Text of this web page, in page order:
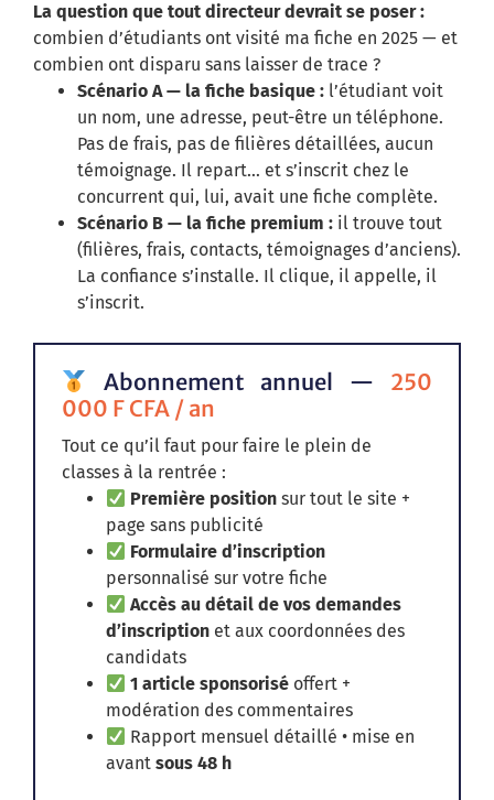
La question que tout directeur devrait se poser :
combien d’étudiants ont visité ma fiche en 2025 — et
combien ont disparu sans laisser de trace ?
Scénario A — la fiche basique : l’étudiant voit
un nom, une adresse, peut-être un téléphone.
Pas de frais, pas de filières détaillées, aucun
témoignage. Il repart… et s’inscrit chez le
concurrent qui, lui, avait une fiche complète.
Scénario B — la fiche premium : il trouve tout
(filières, frais, contacts, témoignages d’anciens).
La confiance s’installe. Il clique, il appelle, il
s’inscrit.
Abonnement annuel — 250
000 F CFA / an
Tout ce qu’il faut pour faire le plein de
classes à la rentrée :
Première position sur tout le site +
page sans publicité
Formulaire d’inscription
personnalisé sur votre fiche
Accès au détail de vos demandes
d’inscription et aux coordonnées des
candidats
1 article sponsorisé offert +
modération des commentaires
Rapport mensuel détaillé • mise en
avant sous 48 h